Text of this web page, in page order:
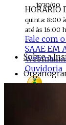
1970/90
HORÁRIO
quinta: 8:00
até às 16:00
Fale com
SAAE EM
Webmail
Ouvidoria
Sobre a